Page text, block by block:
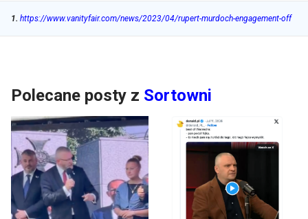
1. https://www.vanityfair.com/news/2023/04/rupert-murdoch-engagement-off
Polecane posty z Sortowni